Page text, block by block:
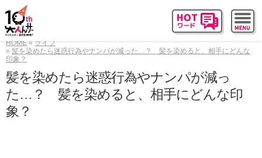
HOME
ライフ
髪を染めたら迷惑行為やナンパが減った…？ 髪を染めると、相手にどんな
印象？
髪を染めたら迷惑行為やナンパが減っ
た…？ 髪を染めると、相手にどんな印
象？